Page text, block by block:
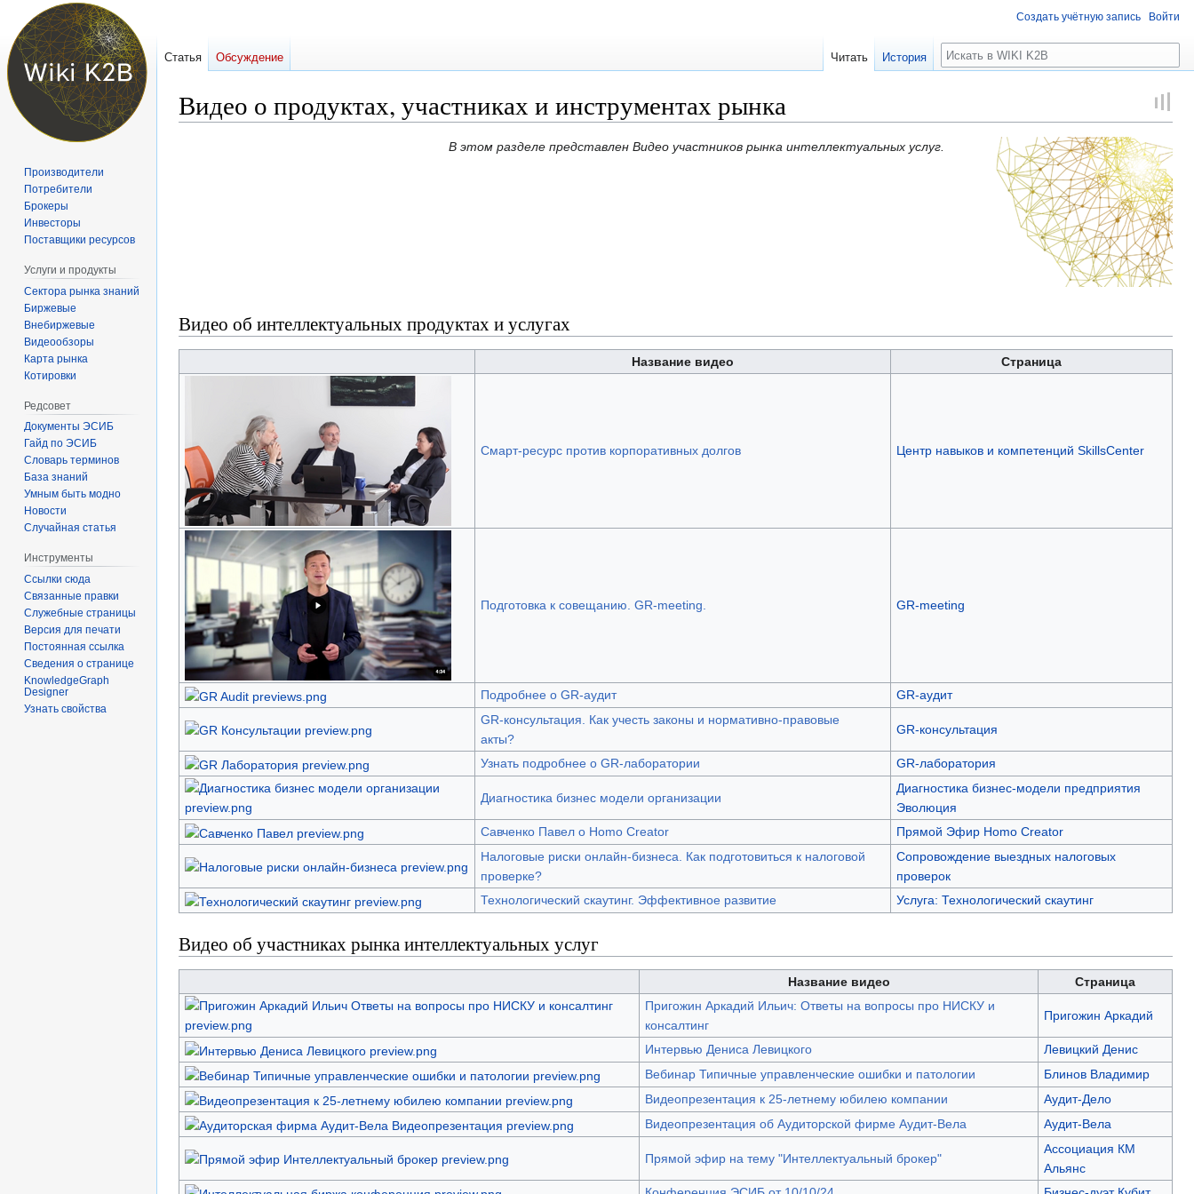
Видео о продуктах, участниках и инструментах рынка
В этом разделе представлен Видео участников рынка интеллектуальных услуг.
Видео об интеллектуальных продуктах и услугах
Название видео Страница
Смарт-ресурс против корпоративных долгов Центр навыков и компетенций SkillsCenter
Подготовка к совещанию. GR-meeting. GR-meeting
Подробнее о GR-аудит
GR-аудит
GR-консультация. Как учесть законы и нормативно-правовые
акты?
GR-консультация
Узнать подробнее о GR-лаборатории GR-лаборатория
Диагностика бизнес модели организации
Диагностика бизнес-модели предприятия
Эволюция
Савченко Павел о Homo Creator
Прямой Эфир Homo Creator
Налоговые риски онлайн-бизнеса. Как подготовиться к налоговой
проверке?
Сопровождение выездных налоговых
проверок
Технологический скаутинг. Эффективное развитие
Услуга: Технологический скаутинг
Видео об участниках рынка интеллектуальных услуг
Название видео
Страница
Пригожин Аркадий Ильич: Ответы на вопросы про НИСКУ и
консалтинг
Пригожин Аркадий
Интервью Дениса Левицкого
Левицкий Денис
Вебинар Типичные управленческие ошибки и патологии
Блинов Владимир
Видеопрезентация к 25-летнему юбилею компании
Аудит-Дело
Видеопрезентация об Аудиторской фирме Аудит-Вела
Аудит-Вела
Прямой эфир на тему "Интеллектуальный брокер"
Ассоциация КМ
Альянс
Создать учётную запись Войти
Статья Обсуждение Читать История Поиск
Производители
Потребители
Брокеры
Инвесторы
Поставщики ресурсов
Услуги и продукты
Сектора рынка знаний
Биржевые
Внебиржевые
Видеообзоры
Карта рынка
Котировки
Редсовет
Документы ЭСИБ
Гайд по ЭСИБ
Словарь терминов
База знаний
Умным быть модно
Новости
Случайная статья
Инструменты
Ссылки сюда
Связанные правки
Служебные страницы
Версия для печати
Постоянная ссылка
Сведения о странице
KnowledgeGraph
Designer
Узнать свойства